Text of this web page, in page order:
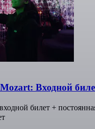
Входной
билет +